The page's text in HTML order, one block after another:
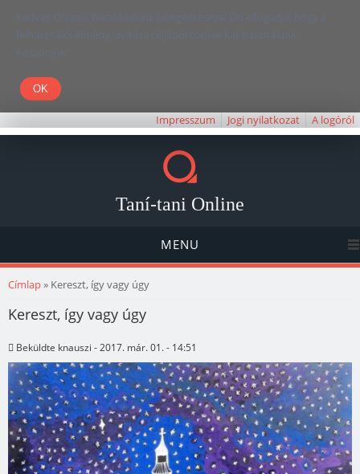
Kedves Olvasó! Weboldalunk böngészésével Ön elfogadja, hogy a
felhasználói élmény javítása céljából cookie-kat használunk.
Köszönjük!
Impresszum Jogi nyilatkozat A logóról
Taní-tani Online
MENU
Jelenlegi hely
Címlap» Kereszt, így vagy úgy
Kereszt, így vagy úgy
Beküldte knauszi - 2017. már. 01. - 14:51